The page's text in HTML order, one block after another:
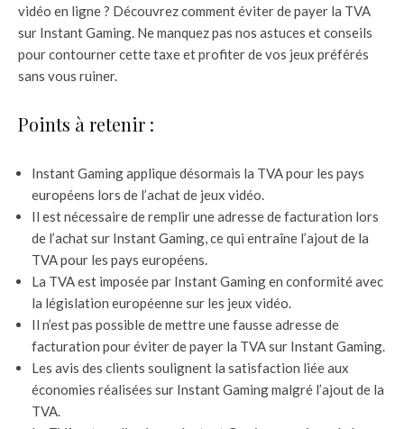
vidéo en ligne ? Découvrez comment éviter de payer la TVA
sur Instant Gaming. Ne manquez pas nos astuces et conseils
pour contourner cette taxe et profiter de vos jeux préférés
sans vous ruiner.
Points à retenir :
Instant Gaming applique désormais la TVA pour les pays
européens lors de l’achat de jeux vidéo.
Il est nécessaire de remplir une adresse de facturation lors
de l’achat sur Instant Gaming, ce qui entraîne l’ajout de la
TVA pour les pays européens.
La TVA est imposée par Instant Gaming en conformité avec
la législation européenne sur les jeux vidéo.
Il n’est pas possible de mettre une fausse adresse de
facturation pour éviter de payer la TVA sur Instant Gaming.
Les avis des clients soulignent la satisfaction liée aux
économies réalisées sur Instant Gaming malgré l’ajout de la
TVA.